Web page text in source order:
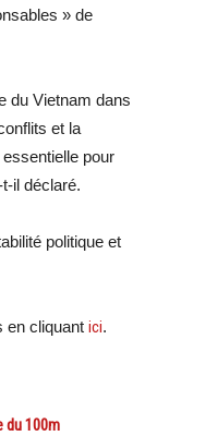
» de
du Vietnam dans
et la
pour
il déclaré.
politique et
en cliquant ici.
du 100m